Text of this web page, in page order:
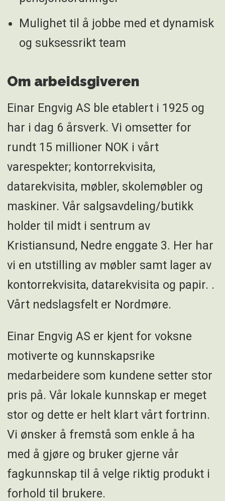
Mulighet til å jobbe med et dynamisk
og suksessrikt team
Om arbeidsgiveren
Einar Engvig AS ble etablert i 1925 og
har i dag 6 årsverk. Vi omsetter for
rundt 15 millioner NOK i vårt
varespekter; kontorrekvisita,
datarekvisita, møbler, skolemøbler og
maskiner. Vår salgsavdeling/butikk
holder til midt i sentrum av
Kristiansund, Nedre enggate 3. Her har
vi en utstilling av møbler samt lager av
kontorrekvisita, datarekvisita og papir. .
Vårt nedslagsfelt er Nordmøre.
Einar Engvig AS er kjent for voksne
motiverte og kunnskapsrike
medarbeidere som kundene setter stor
pris på. Vår lokale kunnskap er meget
stor og dette er helt klart vårt fortrinn.
Vi ønsker å fremstå som enkle å ha
med å gjøre og bruker gjerne vår
fagkunnskap til å velge riktig produkt i
forhold til brukere.